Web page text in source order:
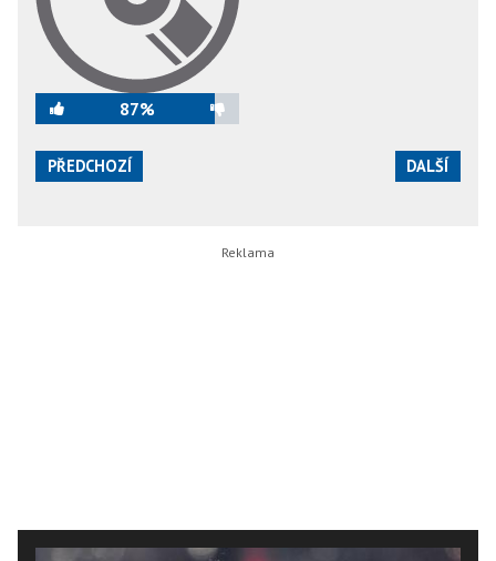
87%
PŘEDCHOZÍ DALŠÍ